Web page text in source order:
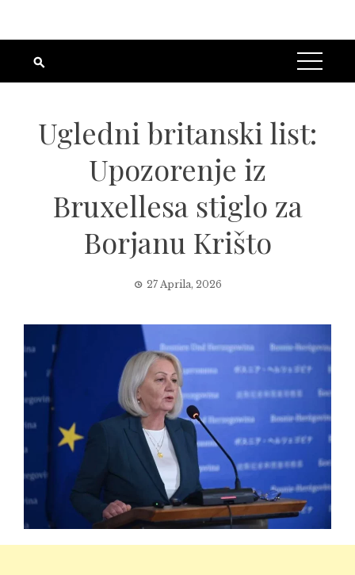
Ugledni britanski list:
Upozorenje iz
Bruxellesa stiglo za
Borjanu Krišto
27 Aprila, 2026